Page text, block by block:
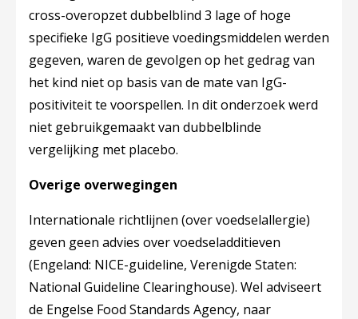
cross-overopzet dubbelblind 3 lage of hoge
specifieke IgG positieve voedingsmiddelen werden
gegeven, waren de gevolgen op het gedrag van
het kind niet op basis van de mate van IgG-
positiviteit te voorspellen. In dit onderzoek werd
niet gebruikgemaakt van dubbelblinde
vergelijking met placebo.
Overige overwegingen
Internationale richtlijnen (over voedselallergie)
geven geen advies over voedseladditieven
(Engeland: NICE-guideline, Verenigde Staten:
National Guideline Clearinghouse). Wel adviseert
de Engelse Food Standards Agency, naar